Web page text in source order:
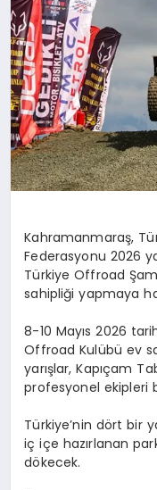
Kahramanmaraş,
Federasyonu 2026
Türkiye Offroad
sahipliği yapmaya
8-10 Mayıs 2026
Offroad Kulübü ev
yarışlar, Kapıçam
profesyonel ekipleri
Türkiye’nin dört bir
iç içe hazırlanan
dökecek.